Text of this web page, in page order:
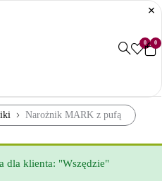
0 0
Narożnik MARK z pufą
dla klienta: "Wszędzie"